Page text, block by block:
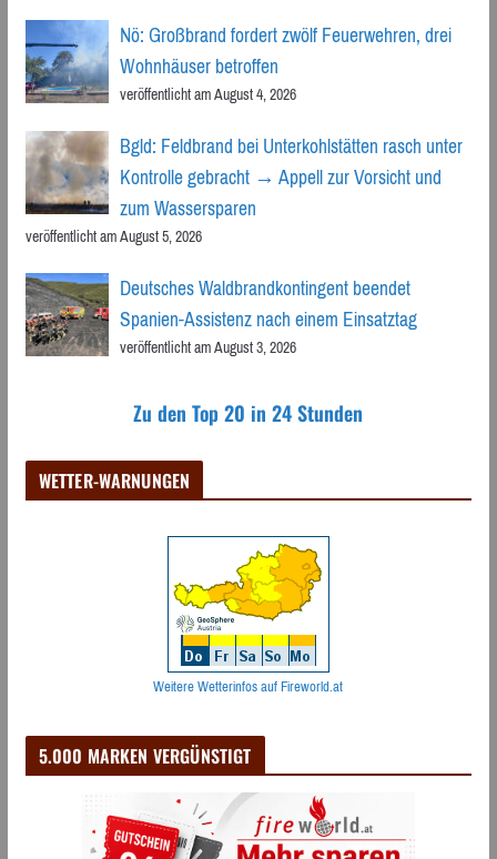
Nö: Großbrand fordert zwölf Feuerwehren, drei
Wohnhäuser betroffen
veröffentlicht am August 4, 2026
Bgld: Feldbrand bei Unterkohlstätten rasch unter
Kontrolle gebracht → Appell zur Vorsicht und
zum Wassersparen
veröffentlicht am August 5, 2026
Deutsches Waldbrandkontingent beendet
Spanien-Assistenz nach einem Einsatztag
veröffentlicht am August 3, 2026
Zu den Top 20 in 24 Stunden
WETTER-WARNUNGEN
Weitere Wetterinfos auf Fireworld.at
5.000 MARKEN VERGÜNSTIGT